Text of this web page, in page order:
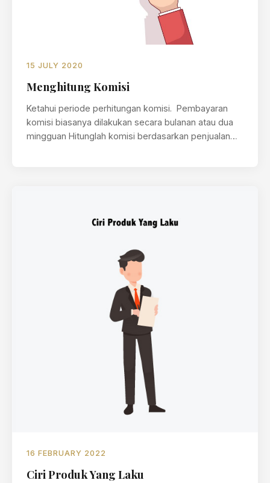
15 JULY 2020
Menghitung Komisi
Ketahui periode perhitungan komisi. Pembayaran
komisi biasanya dilakukan secara bulanan atau dua
mingguan Hitunglah komisi berdasarkan penjualan
16 FEBRUARY 2022
Ciri Produk Yang Laku